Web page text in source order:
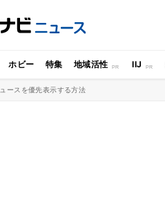
ホビー 特集 地域活性 IIJ
ースを優先表示する方法